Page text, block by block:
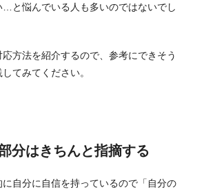
…と悩んでいる人も多いのではないでし
方法を紹介するので、参考にできそう
てみてください。
分はきちんと指摘する
自分に自信を持っているので「自分の